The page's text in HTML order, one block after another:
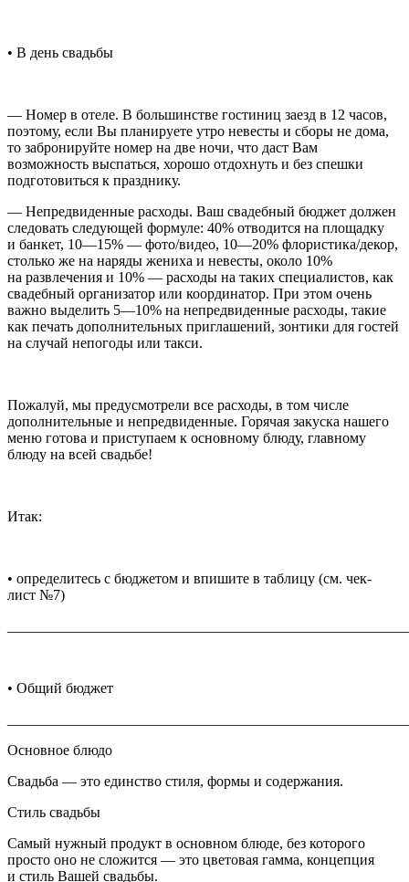
• В день свадьбы
— Номер в отеле. В большинстве гостиниц заезд в 12 часов,
поэтому, если Вы планируете утро невесты и сборы не дома,
то забронируйте номер на две ночи, что даст Вам
возможность выспаться, хорошо отдохнуть и без спешки
подготовиться к празднику.
— Непредвиденные расходы. Ваш свадебный бюджет должен
следовать следующей формуле: 40% отводится на площадку
и банкет, 10—15% — фото/видео, 10—20% флористика/декор,
столько же на наряды жениха и невесты, около 10%
на развлечения и 10% — расходы на таких специалистов, как
свадебный организатор или координатор. При этом очень
важно выделить 5—10% на непредвиденные расходы, такие
как печать дополнительных приглашений, зонтики для гостей
на случай непогоды или такси.
Пожалуй, мы предусмотрели все расходы, в том числе
дополнительные и непредвиденные. Горячая закуска нашего
меню готова и приступаем к основному блюду, главному
блюду на всей свадьбе!
Итак:
• определитесь с бюджетом и впишите в таблицу (см. чек-
лист №7)
• Общий бюджет
Основное блюдо
Свадьба — это единство стиля, формы и содержания.
Стиль свадьбы
Самый нужный продукт в основном блюде, без которого
просто оно не сложится — это цветовая гамма, концепция
и стиль Вашей свадьбы.